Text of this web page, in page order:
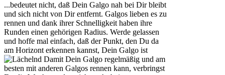
...bedeutet nicht, daß Dein Galgo nah bei Dir bleibt
und sich nicht von Dir entfernt. Galgos lieben es zu
rennen und dank ihrer Schnelligkeit haben ihre
Runden einen gehörigen Radius. Werde gelassen
und hoffe mal einfach, daß der Punkt, den Du da
am Horizont erkennen kannst, Dein Galgo ist
Damit Dein Galgo regelmäßig und am
besten mit anderen Galgos rennen kann, verbringst